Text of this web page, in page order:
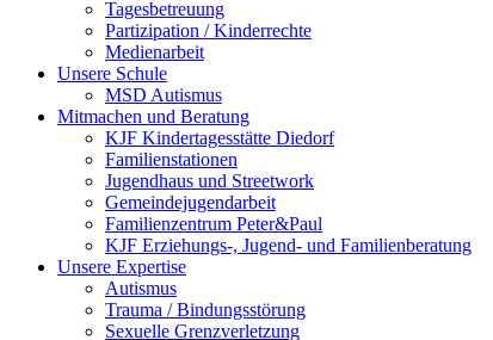
Tagesbetreuung
Partizipation / Kinderrechte
Medienarbeit
Unsere Schule
MSD Autismus
Mitmachen und Beratung
KJF Kindertagesstätte Diedorf
Familienstationen
Jugendhaus und Streetwork
Gemeindejugendarbeit
Familienzentrum Peter&Paul
KJF Erziehungs-, Jugend- und Familienberatung
Unsere Expertise
Autismus
Trauma / Bindungsstörung
Sexuelle Grenzverletzung